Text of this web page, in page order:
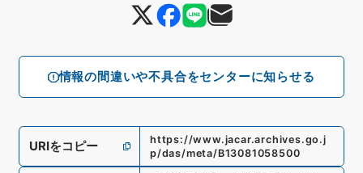
情報の間違いや不具合をセンターに知らせる
URIをコピー
https://www.jacar.archives.go.j
p/das/meta/B13081058500